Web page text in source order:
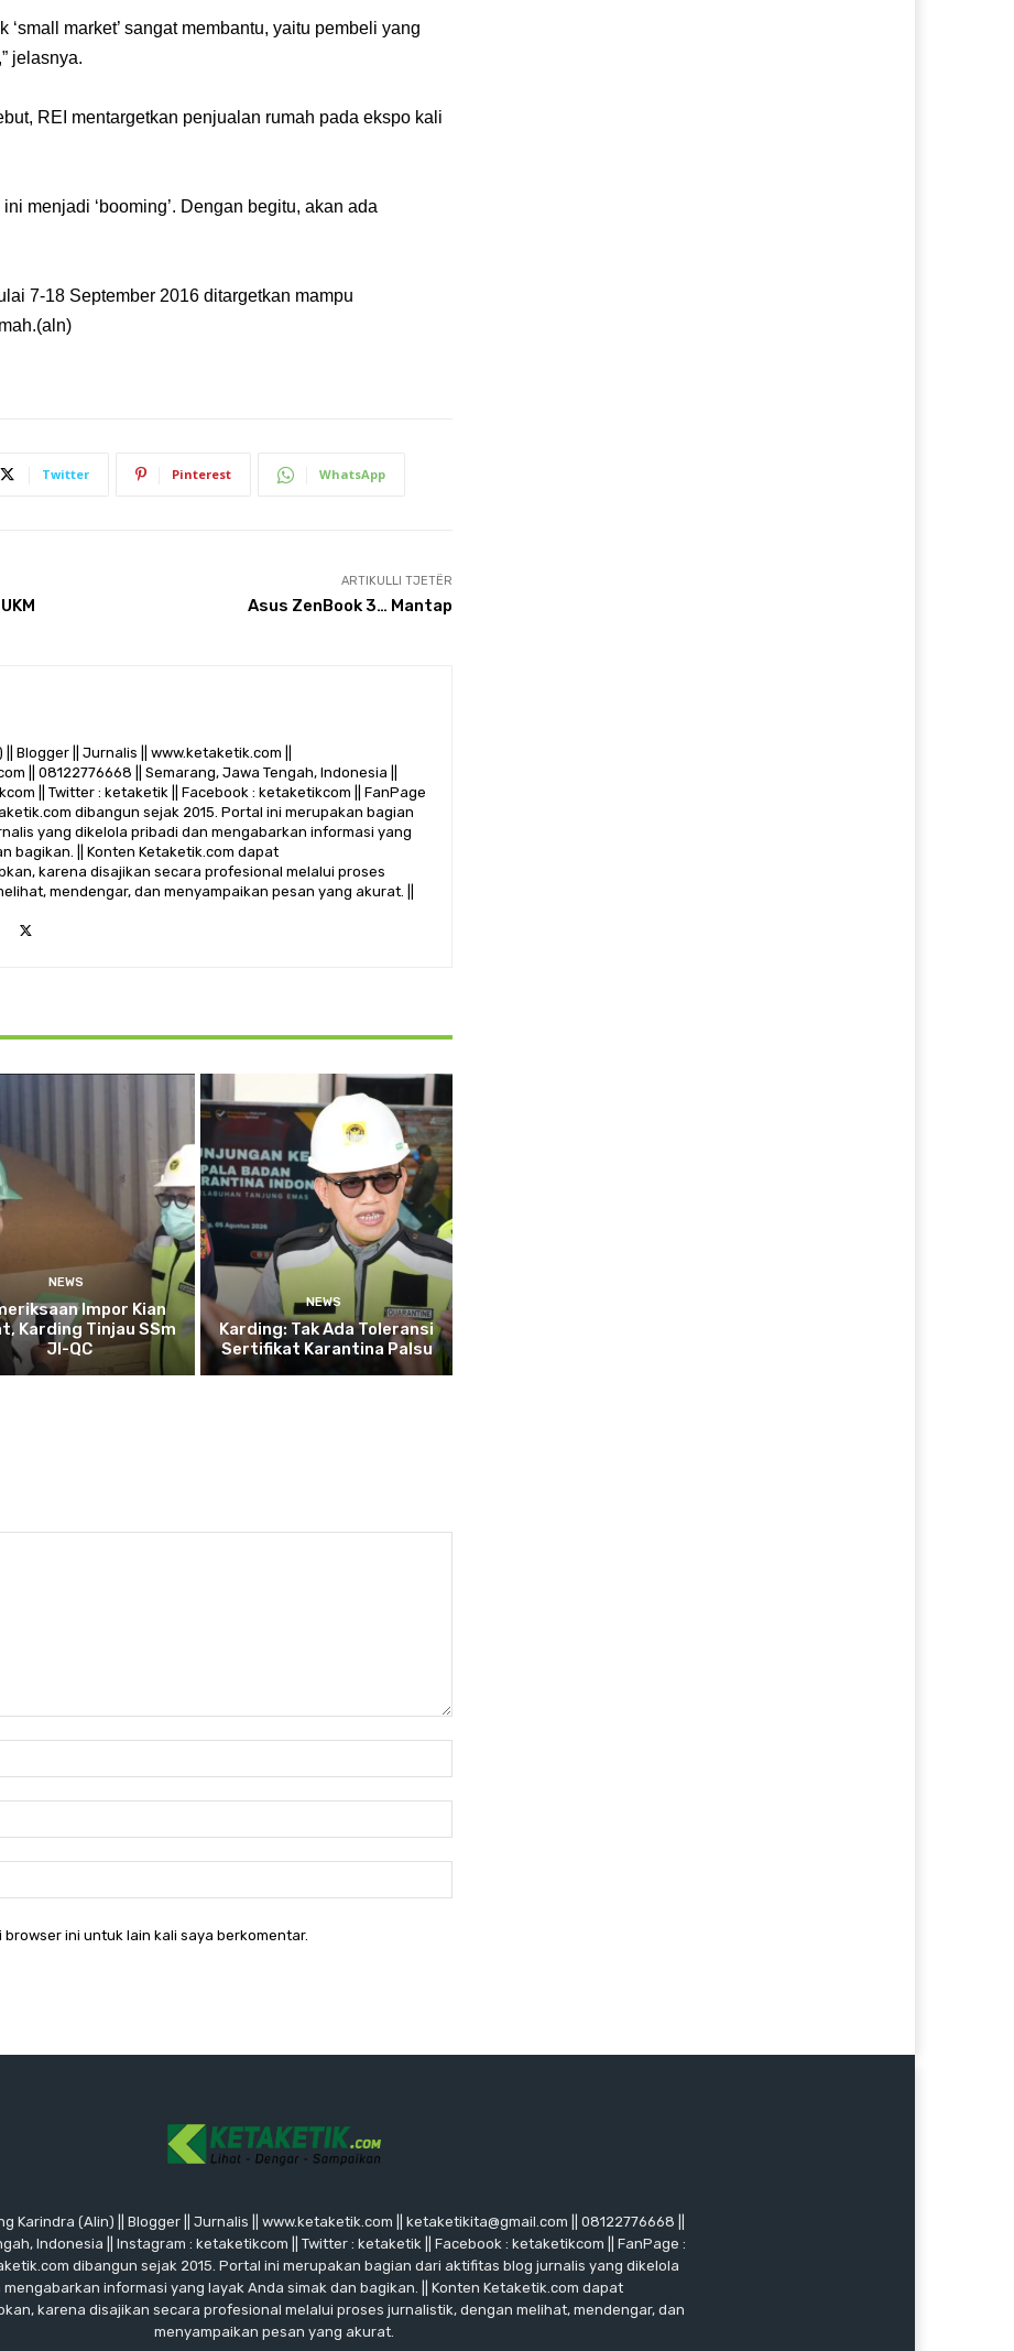
market’ sangat membantu, yaitu pembeli yang
jelasnya.
REI mentargetkan penjualan rumah pada ekspo kali
menjadi ‘booming’. Dengan begitu, akan ada
7-18 September 2016 ditargetkan mampu
Twitter Pinterest WhatsApp
ARTIKULLI TJETËR
Asus ZenBook 3… Mantap
Blogger || Jurnalis || www.ketaketik.com ||
|| 08122776668 || Semarang, Jawa Tengah, Indonesia ||
|| Twitter : ketaketik || Facebook : ketaketikcom || FanPage
dibangun sejak 2015. Portal ini merupakan bagian
yang dikelola pribadi dan mengabarkan informasi yang
bagikan. || Konten Ketaketik.com dapat
karena disajikan secara profesional melalui proses
mendengar, dan menyampaikan pesan yang akurat. ||
NEWS
Impor Kian
Karding Tinjau SSm
JI-QC
NEWS
Karding: Tak Ada Toleransi
Sertifikat Karantina Palsu
ini untuk lain kali saya berkomentar.
Karindra (Alin) || Blogger || Jurnalis || www.ketaketik.com || ketaketikita@gmail.com || 08122776668 ||
Indonesia || Instagram : ketaketikcom || Twitter : ketaketik || Facebook : ketaketikcom || FanPage :
dibangun sejak 2015. Portal ini merupakan bagian dari aktifitas blog jurnalis yang dikelola
mengabarkan informasi yang layak Anda simak dan bagikan. || Konten Ketaketik.com dapat
karena disajikan secara profesional melalui proses jurnalistik, dengan melihat, mendengar, dan
menyampaikan pesan yang akurat.